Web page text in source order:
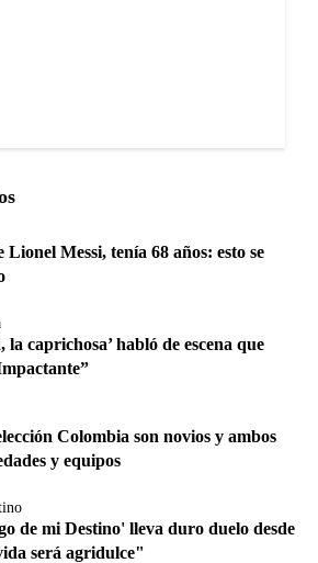
Messi, tenía 68 años: esto se
caprichosa’ habló de escena que
Colombia son novios y ambos
y equipos
de mi Destino' lleva duro duelo desde
será agridulce"